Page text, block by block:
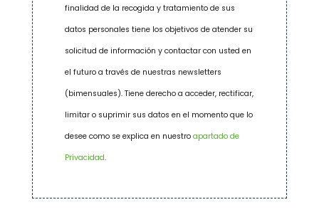
finalidad de la recogida y tratamiento de sus
datos personales tiene los objetivos de atender su
solicitud de información y contactar con usted en
el futuro a través de nuestras newsletters
(bimensuales). Tiene derecho a acceder, rectificar,
limitar o suprimir sus datos en el momento que lo
desee como se explica en nuestro apartado de
Privacidad.